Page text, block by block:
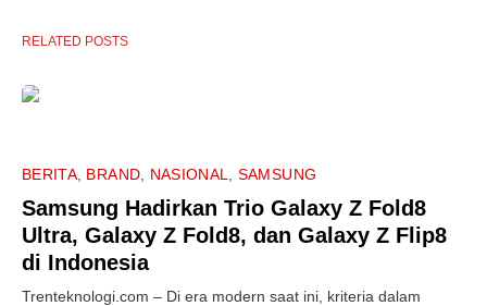
RELATED POSTS
BERITA BRAND NASIONAL SAMSUNG
Samsung Hadirkan Trio Galaxy Z Fold8
Ultra, Galaxy Z Fold8, dan Galaxy Z Flip8
di Indonesia
Trenteknologi.com – Di era modern saat ini, kriteria dalam